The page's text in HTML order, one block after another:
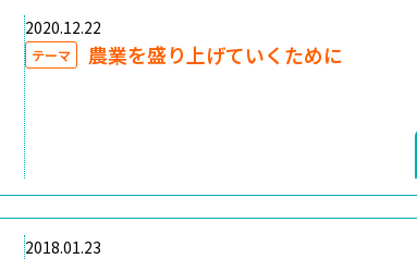
2020.12.22
テーマ 農業を盛り上げていくために
2018.01.23